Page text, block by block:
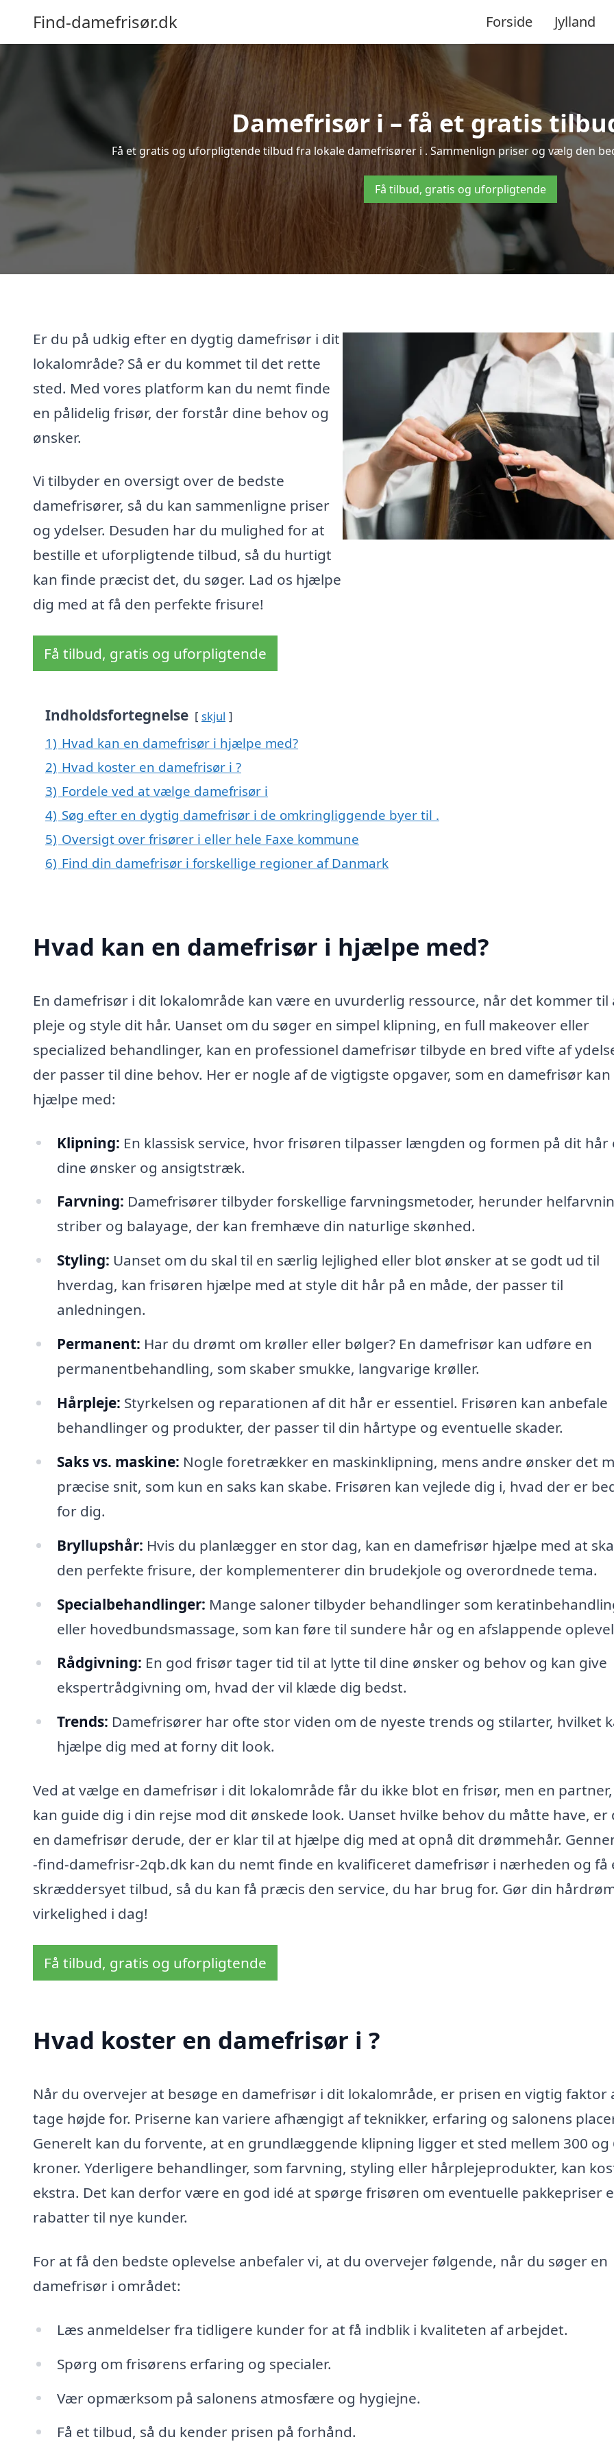
Find-damefrisør.dk Forside Jylland
Damefrisør i – få et gratis
Få et gratis og uforpligtende tilbud fra lokale damefrisører i . Sammenlign priser og vælg den
Få tilbud, gratis og uforpligtende
Er du på udkig efter en dygtig damefrisør i dit
lokalområde? Så er du kommet til det rette
sted. Med vores platform kan du nemt finde
en pålidelig frisør, der forstår dine behov og
ønsker.
Vi tilbyder en oversigt over de bedste
damefrisører, så du kan sammenligne priser
og ydelser. Desuden har du mulighed for at
bestille et uforpligtende tilbud, så du hurtigt
kan finde præcist det, du søger. Lad os hjælpe
dig med at få den perfekte frisure!
Få tilbud, gratis og uforpligtende
Indholdsfortegnelse skjul
1) Hvad kan en damefrisør i hjælpe med?
2) Hvad koster en damefrisør i ?
3) Fordele ved at vælge damefrisør i
4) Søg efter en dygtig damefrisør i de omkringliggende byer til .
5) Oversigt over frisører i eller hele Faxe kommune
6) Find din damefrisør i forskellige regioner af Danmark
Hvad kan en damefrisør i hjælpe med?
En damefrisør i dit lokalområde kan være en uvurderlig ressource, når det kommer til
pleje og style dit hår. Uanset om du søger en simpel klipning, en full makeover eller
specialized behandlinger, kan en professionel damefrisør tilbyde en bred vifte af
der passer til dine behov. Her er nogle af de vigtigste opgaver, som en damefrisør kan
hjælpe med:
Klipning: En klassisk service, hvor frisøren tilpasser længden og formen på dit hår
dine ønsker og ansigtstræk.
Farvning: Damefrisører tilbyder forskellige farvningsmetoder, herunder
striber og balayage, der kan fremhæve din naturlige skønhed.
Styling: Uanset om du skal til en særlig lejlighed eller blot ønsker at se godt ud til
hverdag, kan frisøren hjælpe med at style dit hår på en måde, der passer til
anledningen.
Permanent: Har du drømt om krøller eller bølger? En damefrisør kan udføre en
permanentbehandling, som skaber smukke, langvarige krøller.
Hårpleje: Styrkelsen og reparationen af dit hår er essentiel. Frisøren kan anbefale
behandlinger og produkter, der passer til din hårtype og eventuelle skader.
Saks vs. maskine: Nogle foretrækker en maskinklipning, mens andre ønsker det
præcise snit, som kun en saks kan skabe. Frisøren kan vejlede dig i, hvad der er
for dig.
Bryllupshår: Hvis du planlægger en stor dag, kan en damefrisør hjælpe med at
den perfekte frisure, der komplementerer din brudekjole og overordnede tema.
Specialbehandlinger: Mange saloner tilbyder behandlinger som
eller hovedbundsmassage, som kan føre til sundere hår og en afslappende
Rådgivning: En god frisør tager tid til at lytte til dine ønsker og behov og kan give
ekspertrådgivning om, hvad der vil klæde dig bedst.
Trends: Damefrisører har ofte stor viden om de nyeste trends og stilarter, hvilket
hjælpe dig med at forny dit look.
Ved at vælge en damefrisør i dit lokalområde får du ikke blot en frisør, men en
kan guide dig i din rejse mod dit ønskede look. Uanset hvilke behov du måtte have, er
en damefrisør derude, der er klar til at hjælpe dig med at opnå dit drømmehår.
-find-damefrisr-2qb.dk kan du nemt finde en kvalificeret damefrisør i nærheden og få
skræddersyet tilbud, så du kan få præcis den service, du har brug for. Gør din
virkelighed i dag!
Få tilbud, gratis og uforpligtende
Hvad koster en damefrisør i ?
Når du overvejer at besøge en damefrisør i dit lokalområde, er prisen en vigtig faktor
tage højde for. Priserne kan variere afhængigt af teknikker, erfaring og salonens
Generelt kan du forvente, at en grundlæggende klipning ligger et sted mellem 300 og
kroner. Yderligere behandlinger, som farvning, styling eller hårplejeprodukter, kan
ekstra. Det kan derfor være en god idé at spørge frisøren om eventuelle pakkepriser
rabatter til nye kunder.
For at få den bedste oplevelse anbefaler vi, at du overvejer følgende, når du søger en
damefrisør i området:
Læs anmeldelser fra tidligere kunder for at få indblik i kvaliteten af arbejdet.
Spørg om frisørens erfaring og specialer.
Vær opmærksom på salonens atmosfære og hygiejne.
Få et tilbud, så du kender prisen på forhånd.